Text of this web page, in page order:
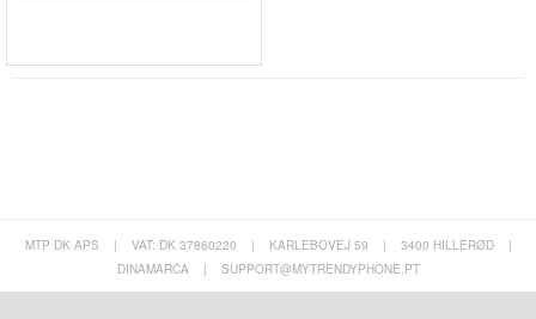
MTP DK APS | VAT: DK 37860220 | KARLEBOVEJ 59 | 3400 HILLERØD
|
DINAMARCA
| SUPPORT@MYTRENDYPHONE.PT